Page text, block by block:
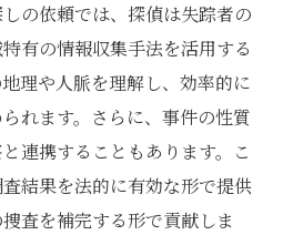
の依頼では、探偵は失踪者の
有の情報収集手法を活用する
理や人脈を理解し、効率的に
れます。さらに、事件の性質
連携することもあります。こ
結果を法的に有効な形で提供
査を補完する形で貢献しま